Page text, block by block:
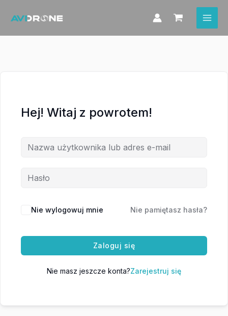
Hej! Witaj z powrotem!
Nie wylogowuj mnie Nie pamiętasz hasła?
Zaloguj się
Nie masz jeszcze konta?Zarejestruj się